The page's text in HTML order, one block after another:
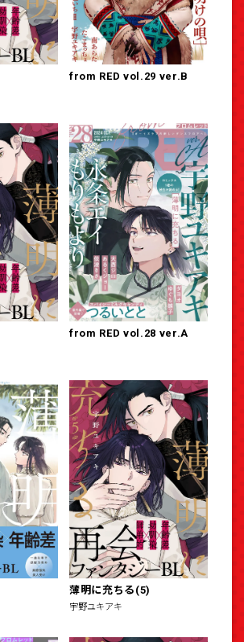
from RED vol.29 ver.B
from RED vol.28 ver.A
薄明に充ちる(5)
宇野ユキアキ